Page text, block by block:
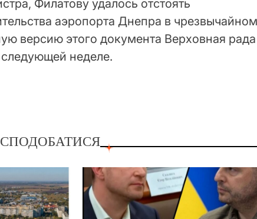
Филатову удалось отстоять
аэропорта Днепра в чрезвычайном
версию этого документа Верховная рада
неделе.